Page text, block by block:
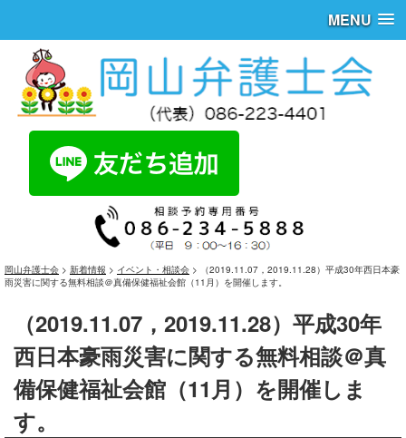
MENU
岡山弁護士会 > 新着情報 > イベント・相談会 >
（2019.11.07，2019.11.28）平成30年西日本豪
雨災害に関する無料相談＠真備保健福祉会館（11月）を開催します。
（2019.11.07，2019.11.28）平成30年
西日本豪雨災害に関する無料相談＠真
備保健福祉会館（11月）を開催しま
す。